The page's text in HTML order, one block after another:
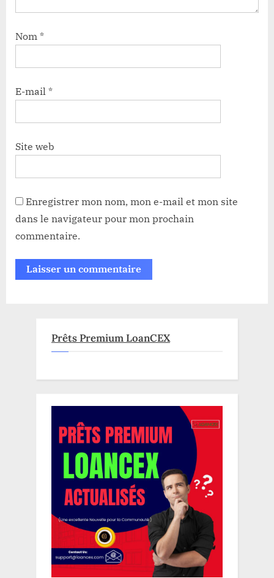
Nom *
E-mail *
Site web
Enregistrer mon nom, mon e-mail et mon site
dans le navigateur pour mon prochain
commentaire.
Prêts Premium LoanCEX